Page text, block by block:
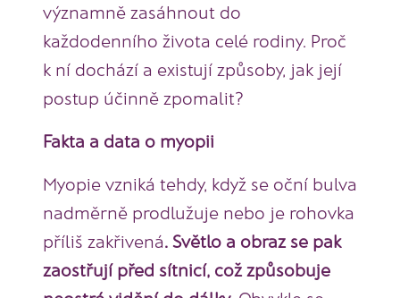
významně zasáhnout do
každodenního života celé rodiny. Proč
k ní dochází a existují způsoby, jak její
postup účinně zpomalit?
Fakta a data o myopii
Myopie vzniká tehdy, když se oční bulva
nadměrně prodlužuje nebo je rohovka
příliš zakřivená. Světlo a obraz se pak
zaostřují před sítnicí, což způsobuje